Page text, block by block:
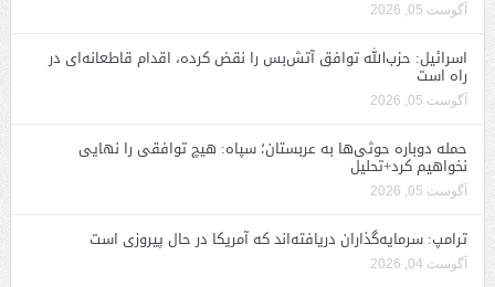
آگوست 05, 2026
اسرائیل: حزب‌الله توافق آتش‌بس را نقض کرده، اقدام قاطعانه‌ای در
راه است
آگوست 05, 2026
حمله دوباره حوثی‌ها به عربستان؛ سپاه: هیچ توافقی را نهایی
نخواهیم کرد+تحلیل
آگوست 05, 2026
ترامپ: سرمایه‌گذاران دریافته‌اند که آمریکا در حال پیروزی است
آگوست 04, 2026